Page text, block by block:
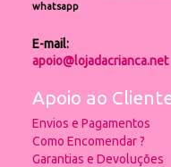
whatsapp
E-mail:
apoio@lojadacrianca.net
Apoio ao
Envios e Pagamentos
Como Encomendar ?
Garantias e Devoluções